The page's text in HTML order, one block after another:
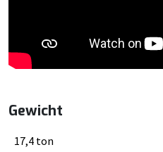
Gewicht
17,4 ton